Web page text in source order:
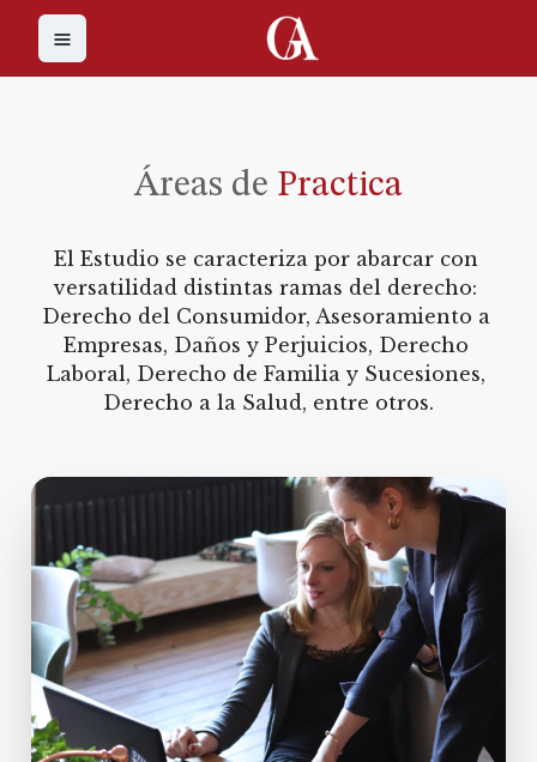
Áreas de Practica
El Estudio se caracteriza por abarcar con
versatilidad distintas ramas del derecho:
Derecho del Consumidor, Asesoramiento a
Empresas, Daños y Perjuicios, Derecho
Laboral, Derecho de Familia y Sucesiones,
Derecho a la Salud, entre otros.